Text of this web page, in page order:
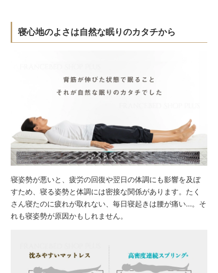
寝心地のよさは自然な眠りのカタチから
寝姿勢が悪いと、疲労の回復や翌日の体調にも影響を及ぼ
すため、寝る姿勢と体調には密接な関係があります。たく
さん寝たのに疲れが取れない、毎日寝起きは腰が痛い…。そ
れも寝姿勢が原因かもしれません。